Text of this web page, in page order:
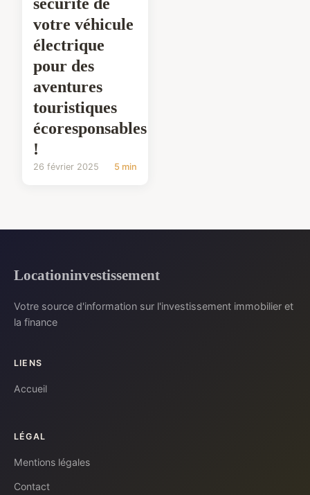
sécurité de
votre véhicule
électrique
pour des
aventures
touristiques
écoresponsables
!
26 février 2025 5 min
Locationinvestissement
Votre source d'information sur l'investissement immobilier et
la finance
LIENS
Accueil
LÉGAL
Mentions légales
Contact